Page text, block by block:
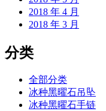
2018 年 4 月
2018 年 3 月
分类
全部分类
冰种黑曜石吊坠
冰种黑曜石手链